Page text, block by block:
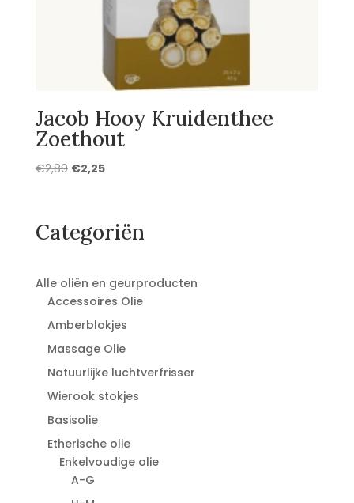
Jacob Hooy Kruidenthee
Zoethout
€2,89 Oorspronkelijke
€2,25Huidige
€2,25.
Categoriën
Alle oliën en geurproducten
Accessoires Olie
Amberblokjes
Massage Olie
Natuurlijke luchtverfrisser
Wierook stokjes
Basisolie
Etherische olie
Enkelvoudige olie
A-G